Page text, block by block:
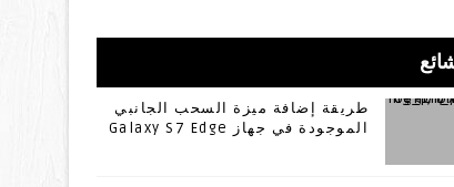
طريقة إضافة ميزة السحب الجانبي
الموجودة في جهاز Galaxy S7 Edge